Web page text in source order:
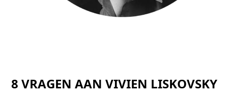
8 VRAGEN AAN VIVIEN LISKOVSKY